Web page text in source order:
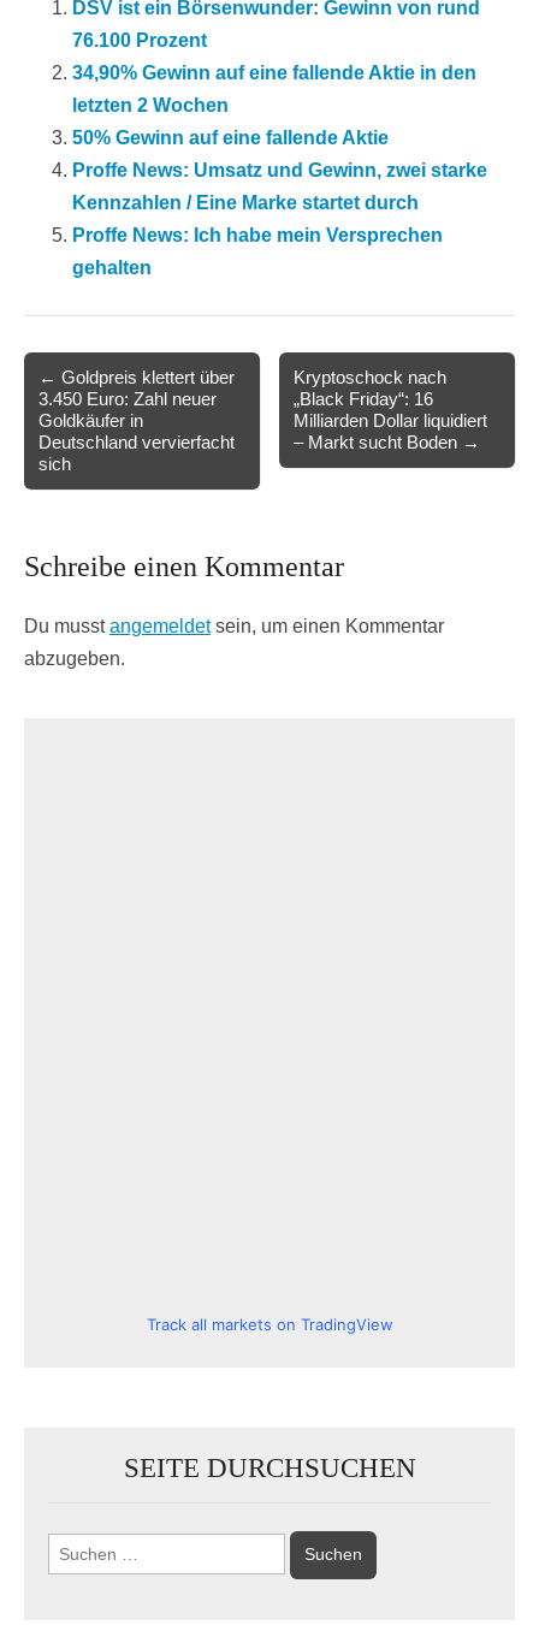
DSV ist ein Börsenwunder: Gewinn von rund
76.100 Prozent
34,90% Gewinn auf eine fallende Aktie in den
letzten 2 Wochen
50% Gewinn auf eine fallende Aktie
Proffe News: Umsatz und Gewinn, zwei starke
Kennzahlen / Eine Marke startet durch
Proffe News: Ich habe mein Versprechen
gehalten
Post
navigation
← Goldpreis klettert über
3.450 Euro: Zahl neuer
Goldkäufer in
Deutschland vervierfacht
sich
Kryptoschock nach
„Black Friday“: 16
Milliarden Dollar liquidiert
– Markt sucht Boden →
Schreibe einen Kommentar
Du musstangemeldetsein, um einen Kommentar
abzugeben.
Track all markets on TradingView
SEITE DURCHSUCHEN
Suchen
nach: